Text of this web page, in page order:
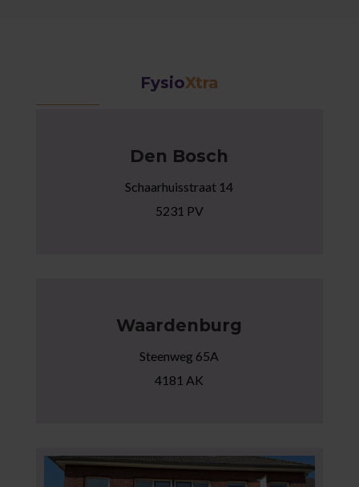
FysioXtra
Den Bosch
Schaarhuisstraat 14
5231 PV
Waardenburg
Steenweg 65A
4181 AK